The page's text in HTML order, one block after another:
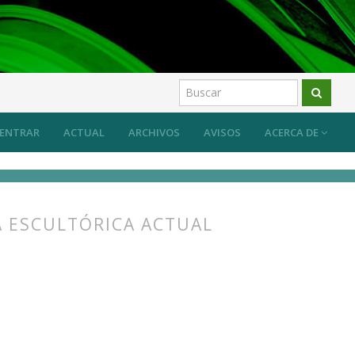
ACTUAL ARCHIVOS AVISOS ACERCA DE
ENTRAR
ACTUAL